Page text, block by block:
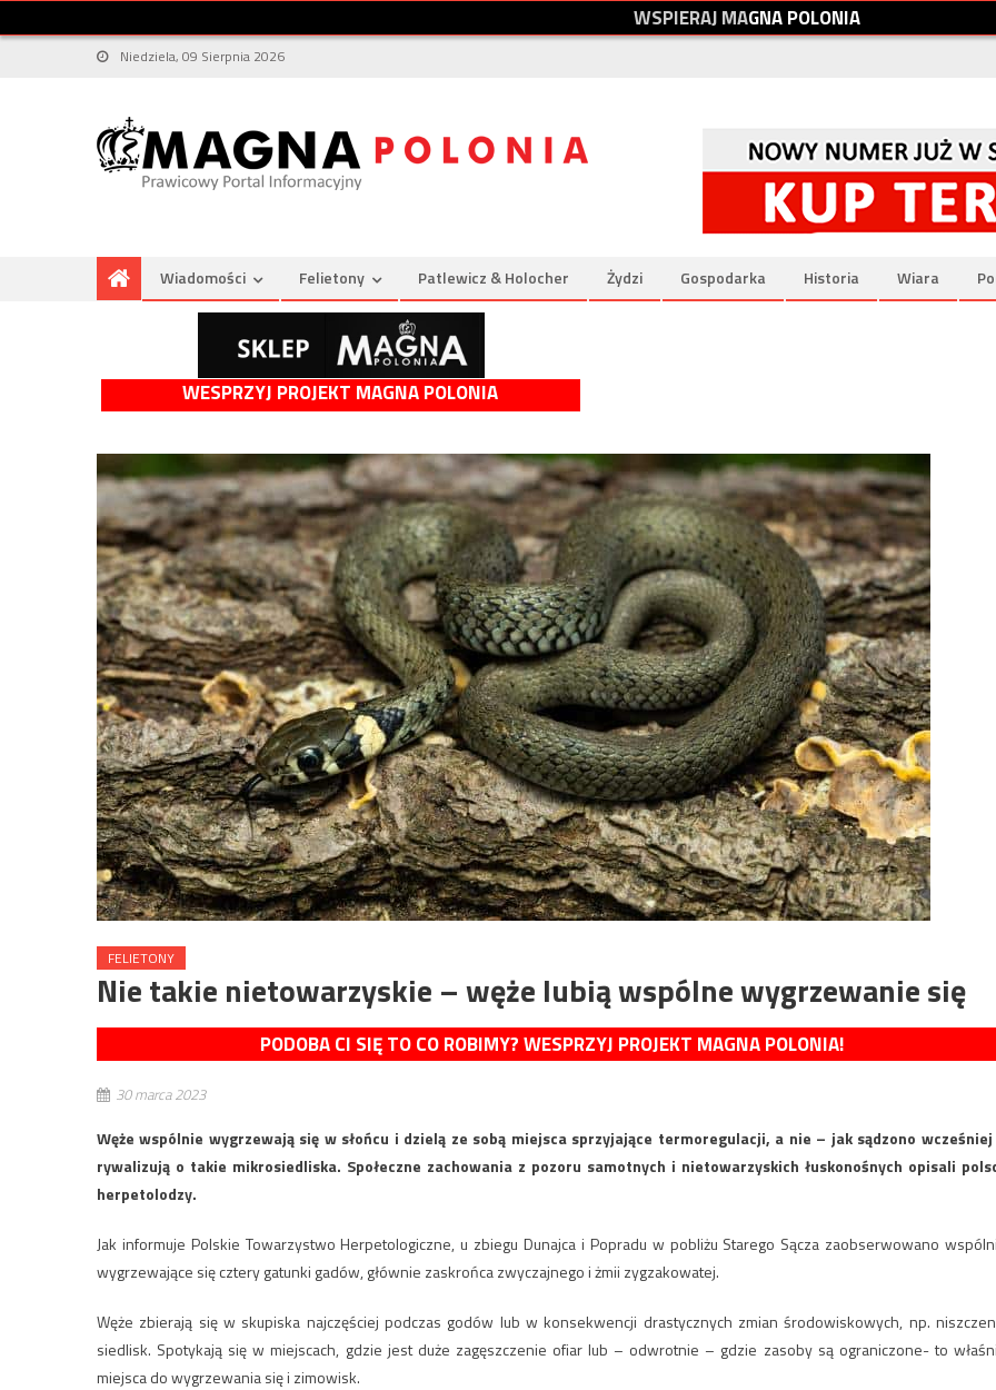
WSPIERAJMAGNAPOLONIA
Niedziela, 09 Sierpnia 2026
Wiadomości Felietony Patlewicz & Holocher Żydzi Gospodarka Historia Wiara
WESPRZYJ PROJEKT MAGNA POLONIA
FELIETONY
Nie takie nietowarzyskie – węże lubią wspólne wygrzewanie się
PODOBA CI SIĘ TO CO ROBIMY? WESPRZYJ PROJEKT MAGNA POLONIA!
30 marca 2023
Węże wspólnie wygrzewają się w słońcu i dzielą ze sobą miejsca sprzyjające termoregulacji, a nie – jak sądzono
rywalizują o takie mikrosiedliska. Społeczne zachowania z pozoru samotnych i nietowarzyskich łuskonośnych opisali
herpetolodzy.
Jak informuje Polskie Towarzystwo Herpetologiczne, u zbiegu Dunajca i Popradu w pobliżu Starego Sącza zaobserwowano
wygrzewające się cztery gatunki gadów, głównie zaskrońca zwyczajnego i żmii zygzakowatej.
Węże zbierają się w skupiska najczęściej podczas godów lub w konsekwencji drastycznych zmian środowiskowych, np.
siedlisk. Spotykają się w miejscach, gdzie jest duże zagęszczenie ofiar lub – odwrotnie – gdzie zasoby są ograniczone- to
miejsca do wygrzewania się i zimowisk.